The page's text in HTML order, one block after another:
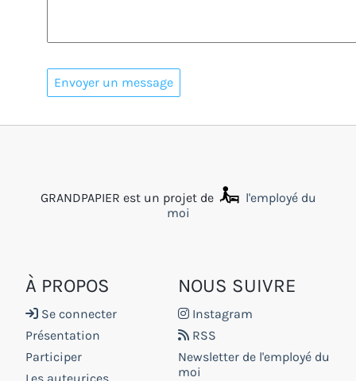
GRANDPAPIER est un projet de
l'employé du
moi
À PROPOS
Se connecter
Présentation
Participer
NOUS SUIVRE
Instagram
RSS
Newsletter de l'employé du
moi